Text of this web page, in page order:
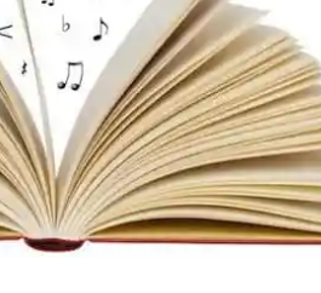
βιβλία